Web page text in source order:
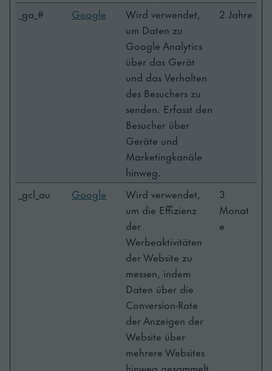
_ga_# Google
Wird verwendet,
um Daten zu
Google Analytics
über das Gerät
und das Verhalten
des Besuchers zu
senden. Erfasst den
Besucher über
Geräte und
Marketingkanäle
hinweg.
2 Jahre
_gcl_au Google
Wird verwendet,
um die Effizienz
der
Werbeaktivitäten
der Website zu
messen, indem
Daten über die
Conversion-Rate
der Anzeigen der
Website über
mehrere Websites
hinweg gesammelt
3
Monat
e